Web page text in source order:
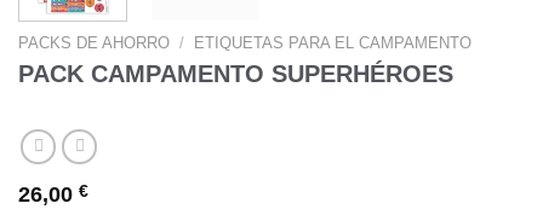
PACKS DE AHORRO / ETIQUETAS PARA EL CAMPAMENTO
PACK CAMPAMENTO SUPERHÉROES
26,00 €